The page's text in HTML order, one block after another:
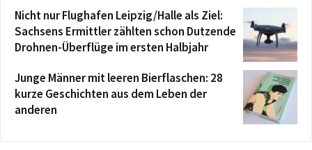
Nicht nur Flughafen Leipzig/Halle als Ziel:
Sachsens Ermittler zählten schon Dutzende
Drohnen-Überflüge im ersten Halbjahr
Junge Männer mit leeren Bierflaschen: 28
kurze Geschichten aus dem Leben der
anderen